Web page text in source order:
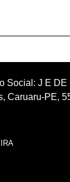
Social: J E
Caruaru-PE,